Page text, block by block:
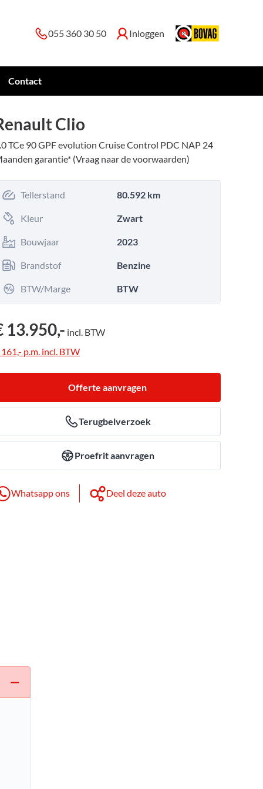
055 360 30 50 Inloggen
Contact
Clio
TCe 90 GPF evolution Cruise Control PDC NAP 24
garantie* (Vraag naar de voorwaarden)
Tellerstand 80.592 km
Kleur Zwart
Bouwjaar 2023
Brandstof Benzine
BTW/Marge BTW
13.950,- incl. BTW
p.m. incl. BTW
Offerte aanvragen
Terugbelverzoek
Proefrit aanvragen
Whatsapp ons Deel deze auto